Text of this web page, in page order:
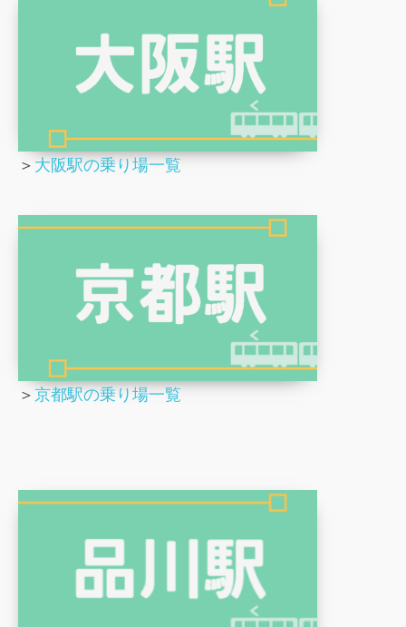
＞ 大阪駅の乗り場一覧
＞ 京都駅の乗り場一覧